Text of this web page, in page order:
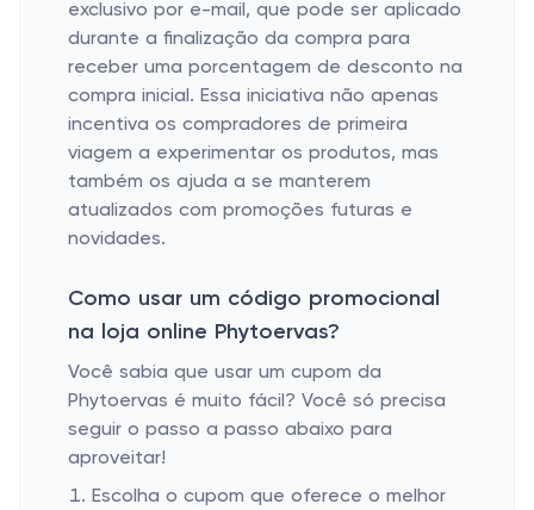
exclusivo por e-mail, que pode ser aplicado
durante a finalização da compra para
receber uma porcentagem de desconto na
compra inicial. Essa iniciativa não apenas
incentiva os compradores de primeira
viagem a experimentar os produtos, mas
também os ajuda a se manterem
atualizados com promoções futuras e
novidades.
Como usar um código promocional
na loja online Phytoervas?
Você sabia que usar um cupom da
Phytoervas é muito fácil? Você só precisa
seguir o passo a passo abaixo para
aproveitar!
Escolha o cupom que oferece o melhor